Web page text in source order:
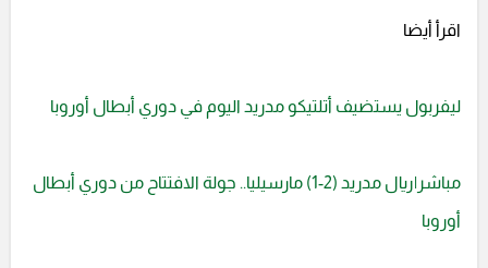
اقرأ أيضا
ليفربول يستضيف أتلتيكو مدريد اليوم في دوري أبطال أوروبا
مباشر|ريال مدريد (2-1) مارسيليا.. جولة الافتتاح من دوري أبطال
أوروبا